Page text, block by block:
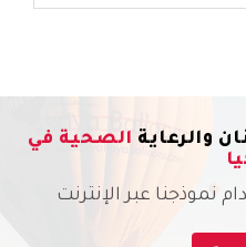
والرعاية الصحية في
نموذجنا عبر الإنترنت